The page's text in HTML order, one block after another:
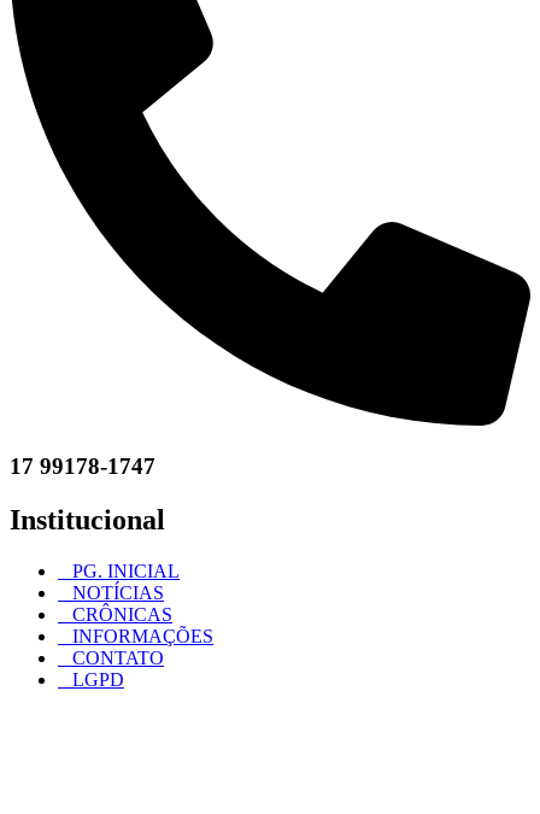
17 99178-1747
Institucional
PG. INICIAL
NOTÍCIAS
CRÔNICAS
INFORMAÇÕES
CONTATO
LGPD